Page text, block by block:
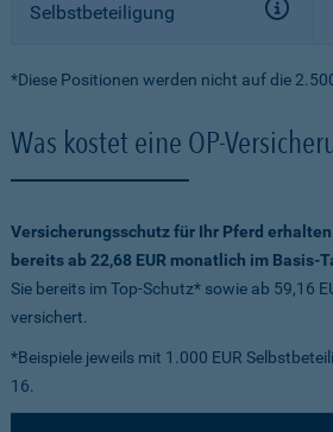
Selbstbeteiligung
*Diese Positionen werden nicht auf die
Was kostet eine OP-
Versicherungsschutz für Ihr Pferd
bereits ab 22,68 EUR monatlich im Basis-
Sie bereits im Top-Schutz* sowie ab 59,16
versichert.
*Beispiele jeweils mit 1.000 EUR
16.